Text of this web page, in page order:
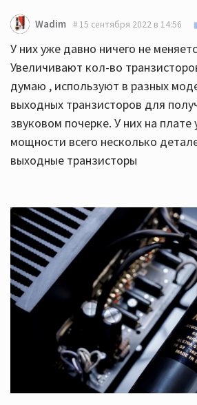
Wadim 15 сентября 2022 в 14:56
У них уже давно ничего не
Увеличивают кол-во
думаю , используют в разных
выходных транзисторов для
звуковом почерке. У них на плате
мощности всего несколько
выходные транзисторы